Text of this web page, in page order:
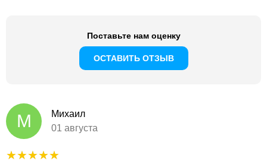
Поставьте нам оценку
ОСТАВИТЬ ОТЗЫВ
М
Михаил
01 августа